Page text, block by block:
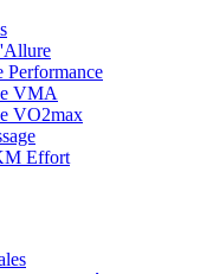
Performance
VMA
VO2max
Effort